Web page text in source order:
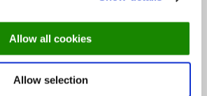
Allow all cookies
Allow selection